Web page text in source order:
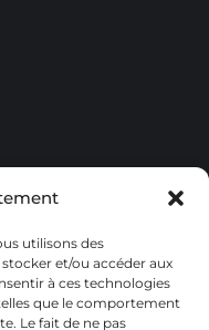
utilisons des
et/ou accéder aux
à ces technologies
que le comportement
Le fait de ne pas